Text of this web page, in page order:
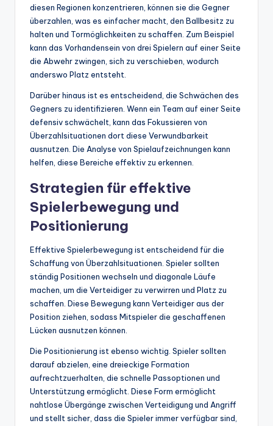
diesen Regionen konzentrieren, können sie die Gegner
überzahlen, was es einfacher macht, den Ballbesitz zu
halten und Tormöglichkeiten zu schaffen. Zum Beispiel
kann das Vorhandensein von drei Spielern auf einer Seite
die Abwehr zwingen, sich zu verschieben, wodurch
anderswo Platz entsteht.
Darüber hinaus ist es entscheidend, die Schwächen des
Gegners zu identifizieren. Wenn ein Team auf einer Seite
defensiv schwächelt, kann das Fokussieren von
Überzahlsituationen dort diese Verwundbarkeit
ausnutzen. Die Analyse von Spielaufzeichnungen kann
helfen, diese Bereiche effektiv zu erkennen.
Strategien für effektive
Spielerbewegung und
Positionierung
Effektive Spielerbewegung ist entscheidend für die
Schaffung von Überzahlsituationen. Spieler sollten
ständig Positionen wechseln und diagonale Läufe
machen, um die Verteidiger zu verwirren und Platz zu
schaffen. Diese Bewegung kann Verteidiger aus der
Position ziehen, sodass Mitspieler die geschaffenen
Lücken ausnutzen können.
Die Positionierung ist ebenso wichtig. Spieler sollten
darauf abzielen, eine dreieckige Formation
aufrechtzuerhalten, die schnelle Passoptionen und
Unterstützung ermöglicht. Diese Form ermöglicht
nahtlose Übergänge zwischen Verteidigung und Angriff
und stellt sicher, dass die Spieler immer verfügbar sind,